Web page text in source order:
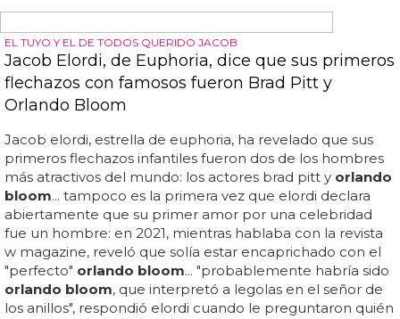
ACTORES DESNUDOS
El cuerpazo de Orlando Bloom desnudo con su
orlando bloomdesnudo tocándose el pene en más
fotos sin censura... el pene de orlando bloomdesnudo
con katy perry de vacaciones... alerta hot: el actor
orlando bloomle pone el culo a su entrenador y
caliente las redes... una publicación compartida de
orlando bloom(@ orlandobloom ) el 13 de sep de 2017 a
la(s) 1:03 pdt... una publicación compartida de orlando
bloom(@orlandobloom) el 13 de sep de 2017 a la(s)
11:45 pdt... una publicación compartida deorlando